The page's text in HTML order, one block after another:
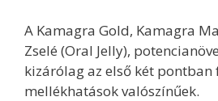
A Kamagra Gold, Kamagra
Zselé (Oral Jelly),
kizárólag az első két
mellékhatások valószínűek.